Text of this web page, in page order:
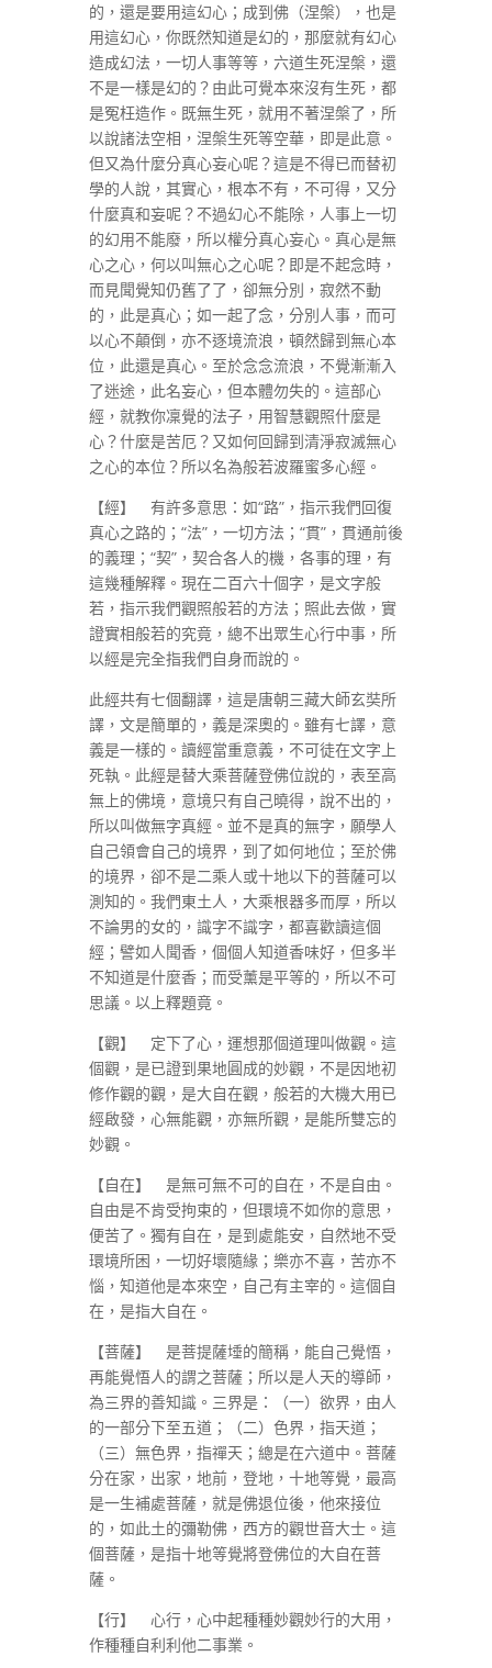
的，還是要用這幻心；成到佛（涅槃），也是
用這幻心，你既然知道是幻的，那麼就有幻心
造成幻法，一切人事等等，六道生死涅槃，還
不是一樣是幻的？由此可覺本來沒有生死，都
是冤枉造作。既無生死，就用不著涅槃了，所
以說諸法空相，涅槃生死等空華，即是此意。
但又為什麼分真心妄心呢？這是不得已而替初
學的人說，其實心，根本不有，不可得，又分
什麼真和妄呢？不過幻心不能除，人事上一切
的幻用不能廢，所以權分真心妄心。真心是無
心之心，何以叫無心之心呢？即是不起念時，
而見聞覺知仍舊了了，卻無分別，寂然不動
的，此是真心；如一起了念，分別人事，而可
以心不顛倒，亦不逐境流浪，頓然歸到無心本
位，此還是真心。至於念念流浪，不覺漸漸入
了迷途，此名妄心，但本體勿失的。這部心
經，就教你凜覺的法子，用智慧觀照什麼是
心？什麼是苦厄？又如何回歸到清淨寂滅無心
之心的本位？所以名為般若波羅蜜多心經。
【經】 有許多意思：如“路”，指示我們回復
真心之路的；“法”，一切方法；“貫”，貫通前後
的義理；“契”，契合各人的機，各事的理，有
這幾種解釋。現在二百六十個字，是文字般
若，指示我們觀照般若的方法；照此去做，實
證實相般若的究竟，總不出眾生心行中事，所
以經是完全指我們自身而說的。
此經共有七個翻譯，這是唐朝三藏大師玄奘所
譯，文是簡單的，義是深奧的。雖有七譯，意
義是一樣的。讀經當重意義，不可徒在文字上
死執。此經是替大乘菩薩登佛位說的，表至高
無上的佛境，意境只有自己曉得，說不出的，
所以叫做無字真經。並不是真的無字，願學人
自己領會自己的境界，到了如何地位；至於佛
的境界，卻不是二乘人或十地以下的菩薩可以
測知的。我們東土人，大乘根器多而厚，所以
不論男的女的，識字不識字，都喜歡讀這個
經；譬如人聞香，個個人知道香味好，但多半
不知道是什麼香；而受薰是平等的，所以不可
思議。以上釋題竟。
【觀】 定下了心，運想那個道理叫做觀。這
個觀，是已證到果地圓成的妙觀，不是因地初
修作觀的觀，是大自在觀，般若的大機大用已
經啟發，心無能觀，亦無所觀，是能所雙忘的
妙觀。
【自在】 是無可無不可的自在，不是自由。
自由是不肯受拘束的，但環境不如你的意思，
便苦了。獨有自在，是到處能安，自然地不受
環境所困，一切好壞隨緣；樂亦不喜，苦亦不
惱，知道他是本來空，自己有主宰的。這個自
在，是指大自在。
【菩薩】 是菩提薩埵的簡稱，能自己覺悟，
再能覺悟人的謂之菩薩；所以是人天的導師，
為三界的善知識。三界是：（一）欲界，由人
的一部分下至五道；（二）色界，指天道；
（三）無色界，指禪天；總是在六道中。菩薩
分在家，出家，地前，登地，十地等覺，最高
是一生補處菩薩，就是佛退位後，他來接位
的，如此土的彌勒佛，西方的觀世音大士。這
個菩薩，是指十地等覺將登佛位的大自在菩
薩。
【行】 心行，心中起種種妙觀妙行的大用，
作種種自利利他二事業。